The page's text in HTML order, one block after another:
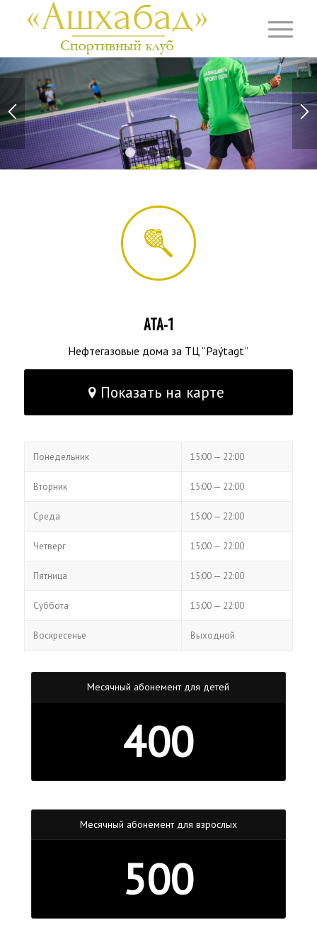
2 3 4 5
ATA-1
Нефтегазовые дома за ТЦ “Paýtagt”
Показать на карте
Понедельн​​ик 15:00 — 22:00
Вторник 15:00 — 22:00
Среда 15:00 — 22:00
Четверг 15:00 — 22:00
Пятница 15:00 — 22:00
Суббота 15:00 — 22:00
Воскресенье Выходной
Месячный абонемент для детей
400
Месячный абонемент для взрослых
500